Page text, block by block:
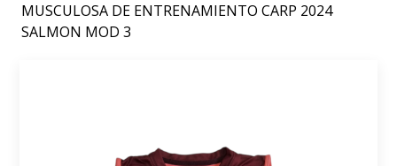
MUSCULOSA DE ENTRENAMIENTO CARP 2024
SALMON MOD 3